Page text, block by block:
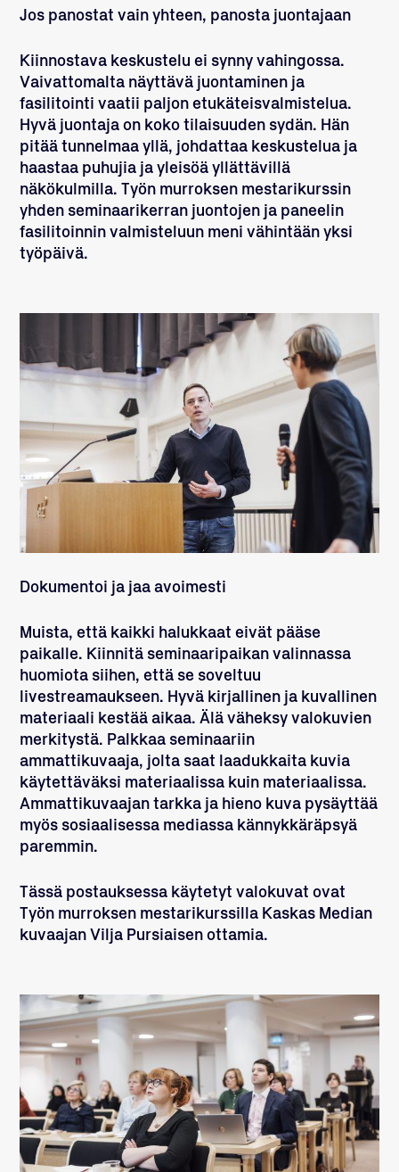
Jos panostat vain yhteen, panosta juontajaan
Kiinnostava keskustelu ei synny vahingossa.
Vaivattomalta näyttävä juontaminen ja
fasilitointi vaatii paljon etukäteisvalmistelua.
Hyvä juontaja on koko tilaisuuden sydän. Hän
pitää tunnelmaa yllä, johdattaa keskustelua ja
haastaa puhujia ja yleisöä yllättävillä
näkökulmilla. Työn murroksen mestarikurssin
yhden seminaarikerran juontojen ja paneelin
fasilitoinnin valmisteluun meni vähintään yksi
työpäivä.
Dokumentoi ja jaa avoimesti
Muista, että kaikki halukkaat eivät pääse
paikalle. Kiinnitä seminaaripaikan valinnassa
huomiota siihen, että se soveltuu
livestreamaukseen. Hyvä kirjallinen ja kuvallinen
materiaali kestää aikaa. Älä väheksy valokuvien
merkitystä. Palkkaa seminaariin
ammattikuvaaja, jolta saat laadukkaita kuvia
käytettäväksi materiaalissa kuin materiaalissa.
Ammattikuvaajan tarkka ja hieno kuva pysäyttää
myös sosiaalisessa mediassa kännykkäräpsyä
paremmin.
Tässä postauksessa käytetyt valokuvat ovat
Työn murroksen mestarikurssilla Kaskas Median
kuvaajan Vilja Pursiaisen ottamia.